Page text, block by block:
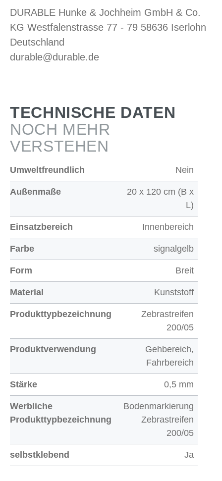
DURABLE Hunke & Jochheim GmbH & Co.
KG Westfalenstrasse 77 - 79 58636 Iserlohn
Deutschland
durable@durable.de
TECHNISCHE DATEN
NOCH MEHR
VERSTEHEN
Umweltfreundlich Nein
Außenmaße
20 x 120 cm (B x
L)
Einsatzbereich Innenbereich
Farbe signalgelb
Form Breit
Material Kunststoff
Produkttypbezeichnung
Zebrastreifen
200/05
Produktverwendung
Gehbereich,
Fahrbereich
Stärke 0,5 mm
Werbliche
Produkttypbezeichnung
Bodenmarkierung
Zebrastreifen
200/05
selbstklebend Ja